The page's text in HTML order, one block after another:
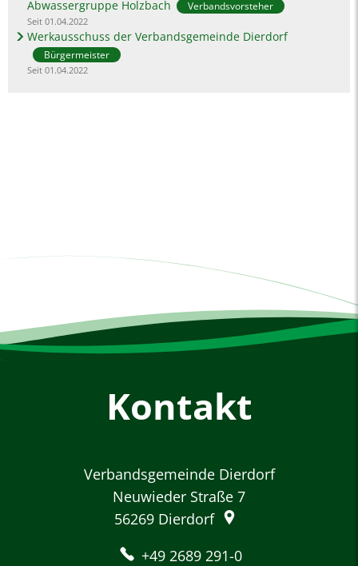
Abwassergruppe Holzbach
Verbandsvorsteher
Seit 01.04.2022
Werkausschuss der Verbandsgemeinde Dierdorf
Bürgermeister
Seit 01.04.2022
Kontakt
Verbandsgemeinde Dierdorf
Neuwieder Straße 7
56269 Dierdorf
+49 2689 291-0